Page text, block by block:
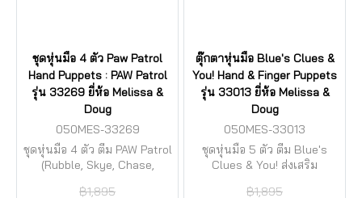
ชุดหุ่นมือ 4 ตัว Paw Patrol
Hand Puppets : PAW Patrol
รุ่น 33269 ยี่ห้อ Melissa &
Doug
050MES-33269
ชุดหุ่นมือ 4 ตัว ตีม PAW Patrol
(Rubble, Skye, Chase,
฿1,895
ตุ๊กตาหุ่นมือ Blue's Clues &
You! Hand & Finger Puppets
รุ่น 33013 ยี่ห้อ Melissa &
Doug
050MES-33013
ชุดหุ่นมือ 5 ตัว ตีม Blue's
Clues & You! ส่งเสริม
฿1,895